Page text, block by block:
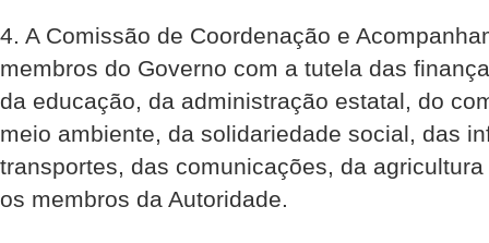
4. A Comissão de Coordenação e
membros do Governo com a tutela das
da educação, da administração estatal, do
meio ambiente, da solidariedade social, das
transportes, das comunicações, da
os membros da Autoridade.